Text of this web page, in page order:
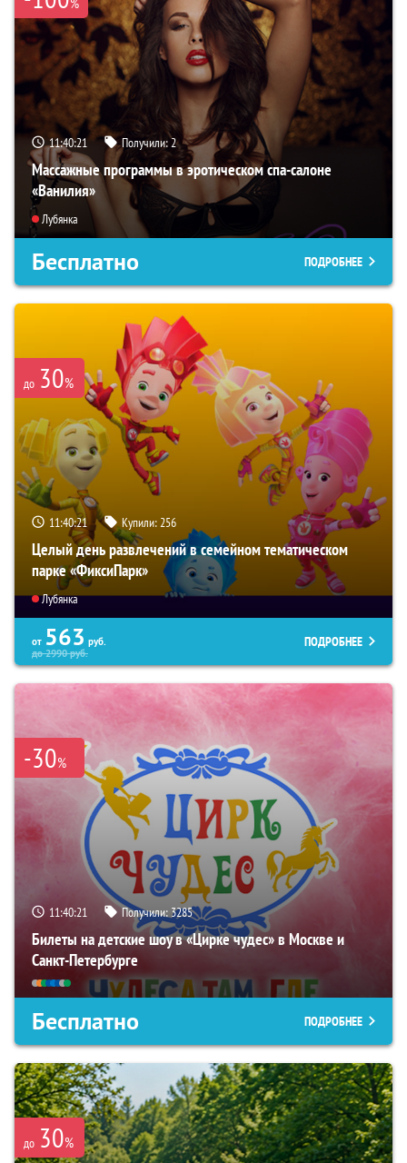
11:40:19 Получили:2
Массажные программы в эротическом спа-салоне
«Ванилия»
Лубянка
Бесплатно ПОДРОБНЕЕ
до 30%
11:40:19 Купили:256
Целый день развлечений в семейном тематическом
парке «ФиксиПарк»
Лубянка
от 563 руб.
до2990руб.
ПОДРОБНЕЕ
-30%
11:40:19 Получили: 3285
Билеты на детские шоу в «Цирке чудес» в Москве и
Санкт-Петербурге
Бесплатно ПОДРОБНЕЕ
до 30%